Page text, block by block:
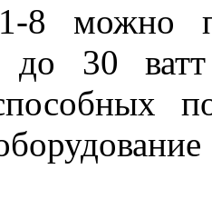
можно
30 ватт